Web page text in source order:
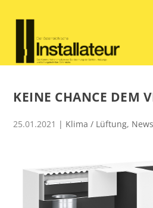
KEINE CHANCE DEM
25.01.2021 | Klima / Lüftung, News